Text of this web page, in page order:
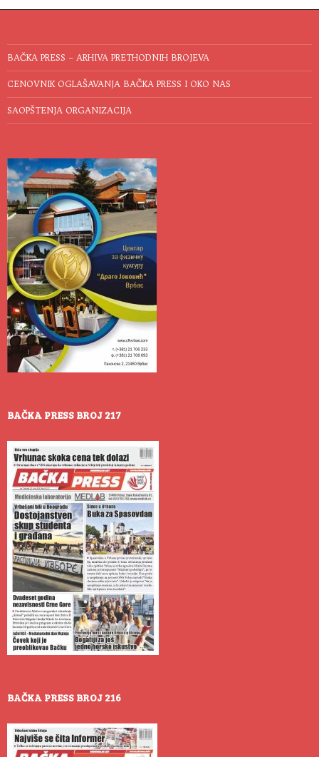
BAČKA PRESS – ARHIVA PRETHODNIH BROJEVA
CENOVNIK OGLAŠAVANJA BAČKA PRESS I OKO NAS
SAOPŠTENJA ORGANIZACIJA
BAČKA PRESS BROJ 217
BAČKA PRESS BROJ 216